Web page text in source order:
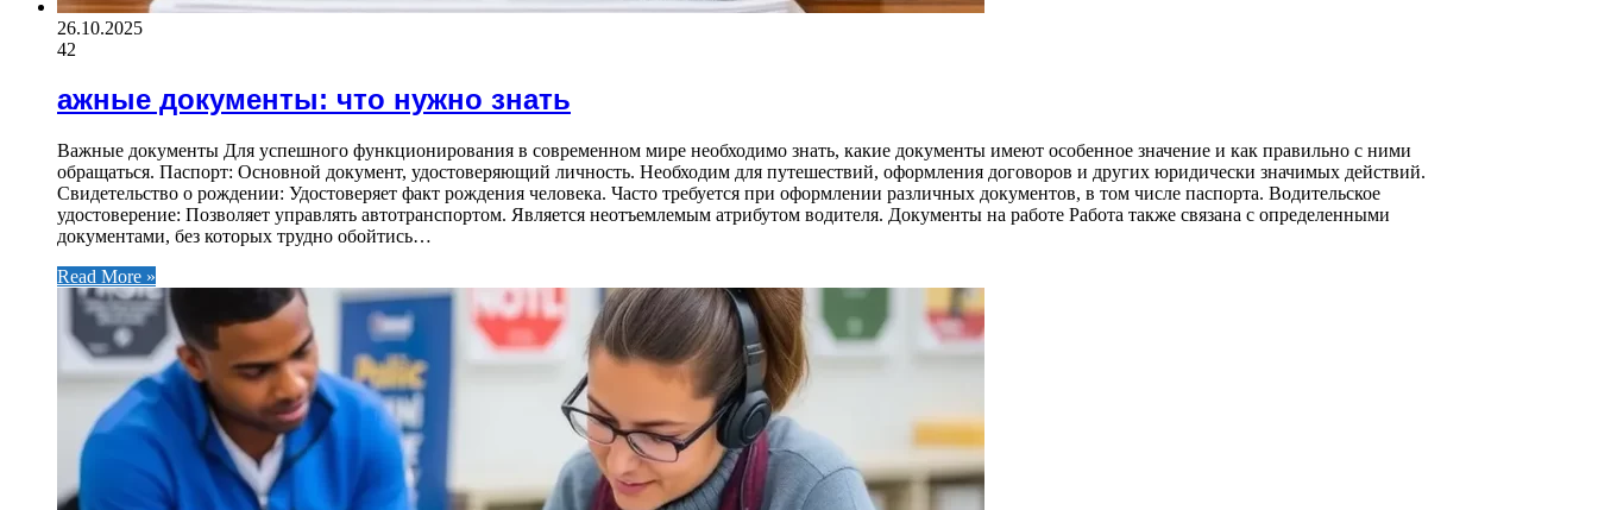
26.10.2025
42
ажные документы: что нужно знать
Важные документы Для успешного функционирования в современном мире необходимо знать, какие документы имеют особенное значение и как правильно с ними
обращаться. Паспорт: Основной документ, удостоверяющий личность. Необходим для путешествий, оформления договоров и других юридически значимых действий.
Свидетельство о рождении: Удостоверяет факт рождения человека. Часто требуется при оформлении различных документов, в том числе паспорта. Водительское
удостоверение: Позволяет управлять автотранспортом. Является неотъемлемым атрибутом водителя. Документы на работе Работа также связана с определенными
документами, без которых трудно обойтись…
Read More »